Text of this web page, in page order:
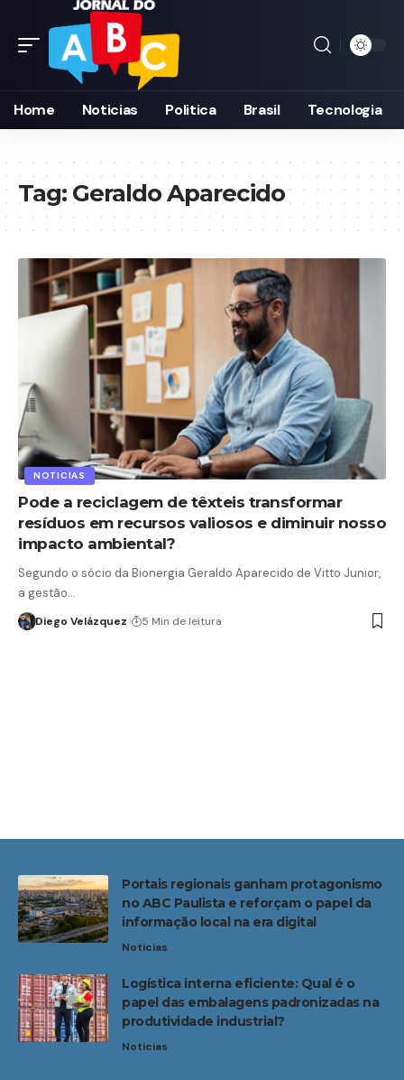
Home Noticias Politica Brasil Tecnologia
Tag: Geraldo Aparecido
NOTICIAS
Pode a reciclagem de têxteis transformar
resíduos em recursos valiosos e diminuir nosso
impacto ambiental?
Segundo o sócio da Bionergia Geraldo Aparecido de Vitto Junior,
a gestão…
Diego Velázquez 5 Min de leitura
Portais regionais ganham protagonismo
no ABC Paulista e reforçam o papel da
informação local na era digital
Noticias
Logística interna eficiente: Qual é o
papel das embalagens padronizadas na
produtividade industrial?
Noticias